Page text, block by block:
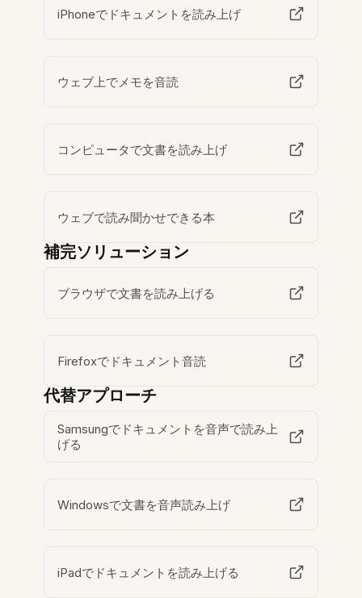
iPhoneでドキュメントを読み上げ
ウェブ上でメモを音読
コンピュータで文書を読み上げ
ウェブで読み聞かせできる本
補完ソリューション
ブラウザで文書を読み上げる
Firefoxでドキュメント音読
代替アプローチ
Samsungでドキュメントを音声で読み上
げる
Windowsで文書を音声読み上げ
iPadでドキュメントを読み上げる